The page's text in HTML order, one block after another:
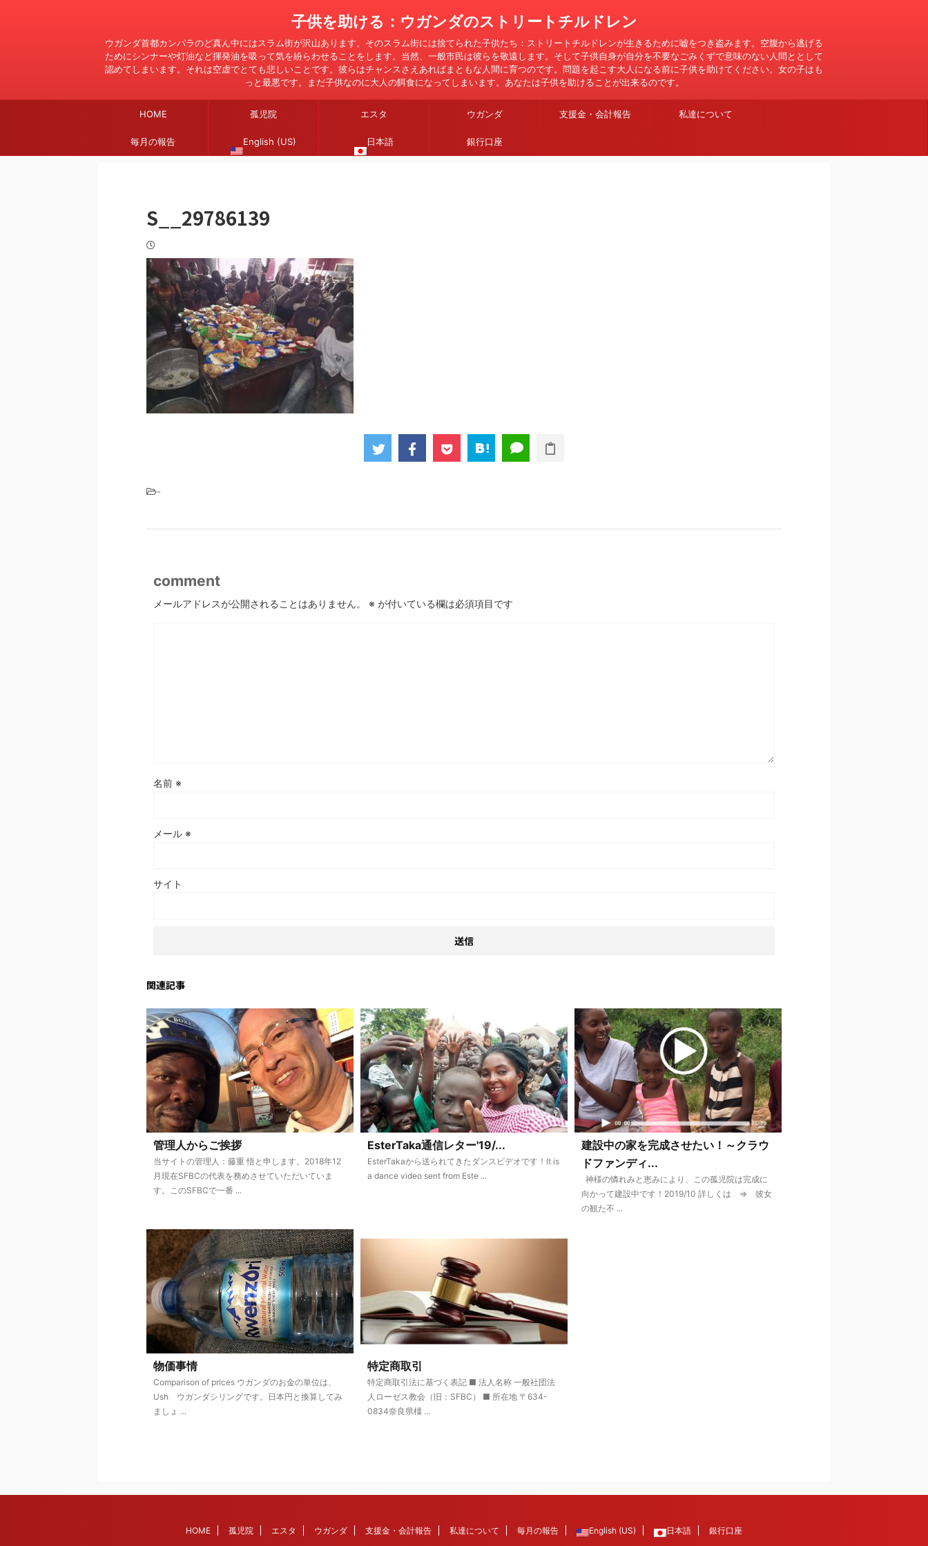
子供を助ける：ウガンダのストリートチルドレン
ウガンダ首都カンパラのど真ん中にはスラム街が沢山あります。そのスラム街には捨てられた子供たち：ストリートチルドレンが生きるために嘘をつき盗みます。空腹から逃げる
ためにシンナーや灯油など揮発油を吸って気を紛らわせることをします。当然、一般市民は彼らを敬遠します。そして子供自身が自分を不要なごみくずで意味のない人間ととして
認めてしまいます。それは空虚でとても悲しいことです。彼らはチャンスさえあればまともな人間に育つのです。問題を起こす大人になる前に子供を助けてください。女の子はも
っと最悪です。まだ子供なのに大人の餌食になってしまいます。あなたは子供を助けることが出来るのです。
HOME 孤児院 エスタ ウガンダ 支援金・会計報告 私達について
毎月の報告 English (US) 日本語 銀行口座
S__29786139
-
comment
メールアドレスが公開されることはありません。 ※ が付いている欄は必須項目です
名前 ※
メール ※
サイト
関連記事
管理人からご挨拶
当サイトの管理人：藤重 悟と申します。2018年12
月現在SFBCの代表を務めさせていただいていま
す。このSFBCで一番 ...
EsterTaka通信レター'19/...
EsterTakaから送られてきたダンスビデオです！It is
a dance video sent from Este ...
建設中の家を完成させたい！～クラウ
ドファンディ...
神様の憐れみと恵みにより、この孤児院は完成に
向かって建設中です！2019/10 詳しくは ⇒ 彼女
の観た不 ...
物価事情
Comparison of prices ウガンダのお金の単位は、
Ush ウガンダシリングです。日本円と換算してみ
ましょ ...
特定商取引
特定商取引法に基づく表記 ■ 法人名称 一般社団法
人ローゼス教会（旧：SFBC） ■ 所在地 〒634-
0834奈良県橿 ...
HOME 孤児院 エスタ ウガンダ 支援金・会計報告 私達について 毎月の報告 English (US) 日本語 銀行口座